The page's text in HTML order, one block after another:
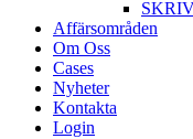
Affärsområden
Om Oss
Cases
Nyheter
Kontakta
Login